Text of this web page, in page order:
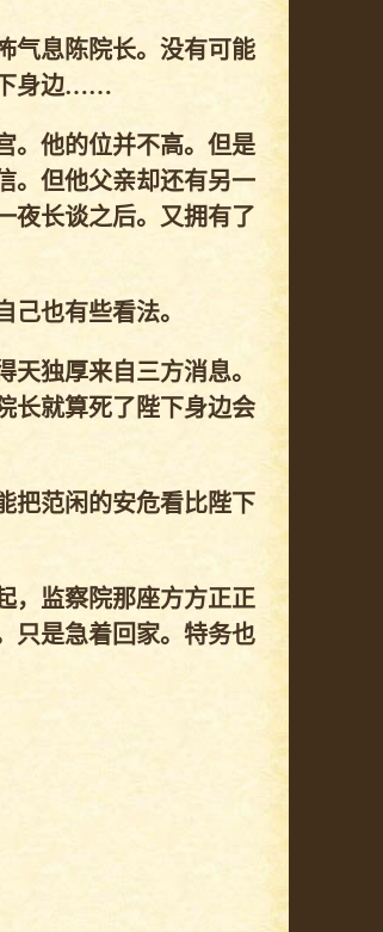
气息陈院长。没有可能
下身边……
。他的位并不高。但是
。但他父亲却还有另一
夜长谈之后。又拥有了
也有些看法。
独厚来自三方消息。
长就算死了陛下身边会
把范闲的安危看比陛下
，监察院那座方方正正
只是急着回家。特务也